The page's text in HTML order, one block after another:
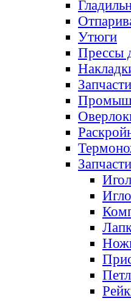
Утюги
Прессы